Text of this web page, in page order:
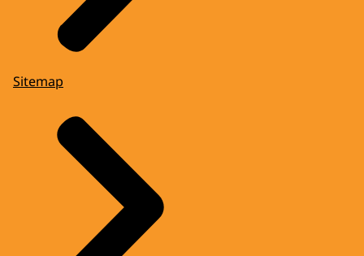
Sitemap